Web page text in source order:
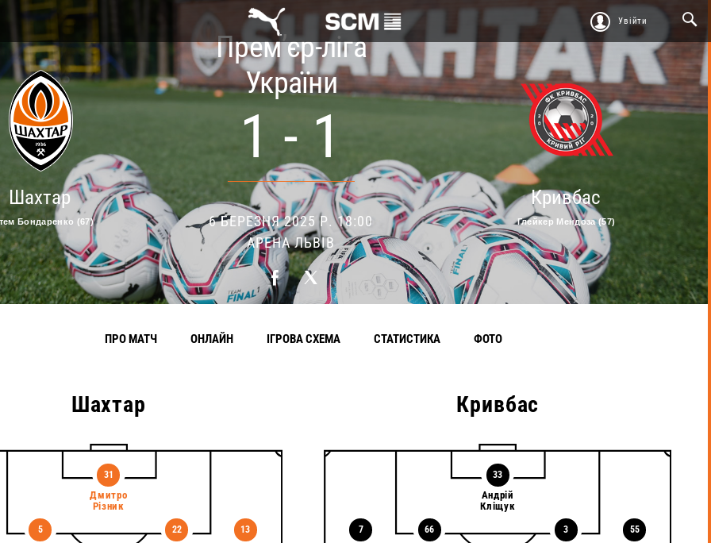
Увійти
Шахтар
Бондаренко (67)
Прем’єр-ліга
України
1 - 1
6 БЕРЕЗНЯ 2025 Р. 18:00
АРЕНА ЛЬВІВ
Кривбас
Глейкер Мендоза (57)
ПРО МАТЧ ОНЛАЙН ІГРОВА СХЕМА СТАТИСТИКА ФОТО
Шахтар
31
Дмитро
Різник
5 22 13
Кривбас
33
Андрій
Кліщук
7 66 3 55